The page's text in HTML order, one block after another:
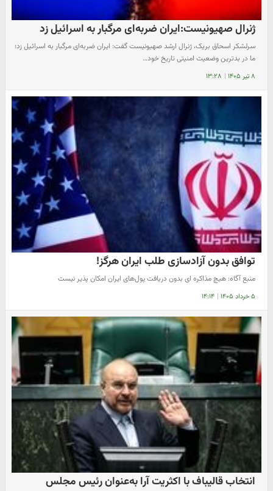
ژنرال صهیونیست:ایران ضربه‌ای مرگبار به اسرائیل زد
سرلشکر اسحاق بریک، ژنرال ارشد صهیونیست گفت: ایران ضربه‌ای مرگبار به اسرائیل زد؛
ما در بدترین وضعیت امنیتی تاریخ خود…
۸ تیر ۱۴۰۵ | ۱۳:۲۸
توافق بدون آزادسازی طلب ایران هرگز!
منبع آگاه: هیچ مذاکره ای بدون دریافت پول‌های ایران امکان پذیر نیست
۵ خرداد ۱۴۰۵ | ۱۴:۱۴
انتخاب قالیباف با اکثریت آرا به‌عنوان رئیس مجلس